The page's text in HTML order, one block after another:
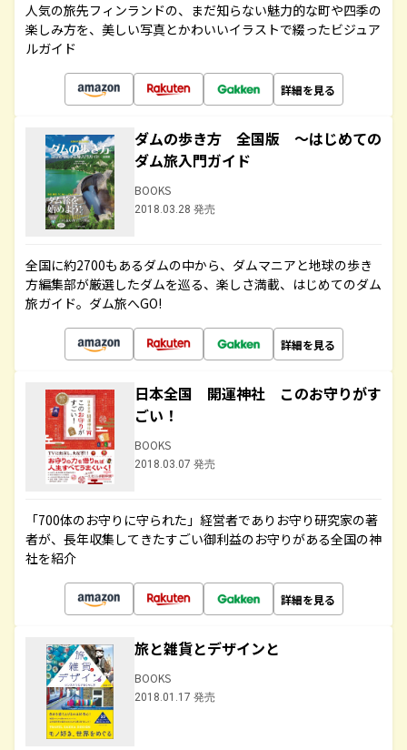
人気の旅先フィンランドの、まだ知らない魅力的な町や四季の
楽しみ方を、美しい写真とかわいいイラストで綴ったビジュア
ルガイド
詳細を見る
ダムの歩き方 全国版 ～はじめての
ダム旅入門ガイド
BOOKS
2018.03.28 発売
全国に約2700もあるダムの中から、ダムマニアと地球の歩き
方編集部が厳選したダムを巡る、楽しさ満載、はじめてのダム
旅ガイド。ダム旅へGO!
詳細を見る
日本全国 開運神社 このお守りがす
ごい！
BOOKS
2018.03.07 発売
「700体のお守りに守られた」経営者でありお守り研究家の著
者が、長年収集してきたすごい御利益のお守りがある全国の神
社を紹介
詳細を見る
旅と雑貨とデザインと
BOOKS
2018.01.17 発売